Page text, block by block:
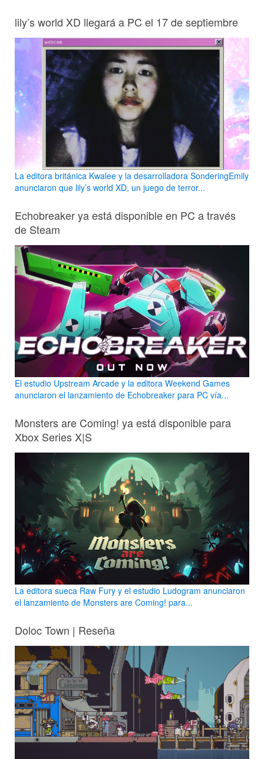
lily’s world XD llegará a PC el 17 de septiembre
La editora británica Kwalee y la desarrolladora SonderingEmily
anunciaron que lily’s world XD, un juego de terror...
Echobreaker ya está disponible en PC a través
de Steam
El estudio Upstream Arcade y la editora Weekend Games
anunciaron el lanzamiento de Echobreaker para PC vía...
Monsters are Coming! ya está disponible para
Xbox Series X|S
La editora sueca Raw Fury y el estudio Ludogram anunciaron
el lanzamiento de Monsters are Coming! para...
Doloc Town | Reseña